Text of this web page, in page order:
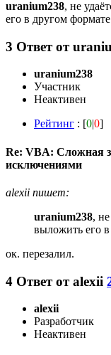
uranium238, не
его в другом
3 Ответ от
uranium238
Участник
Неактивен
Рейтинг : [0|0]
Re: VBA: Сложная
исключениями
alexii пишет:
uranium238,
выложить его
ок. перезалил.
4 Ответ отalexii
alexii
Разработчик
Неактивен